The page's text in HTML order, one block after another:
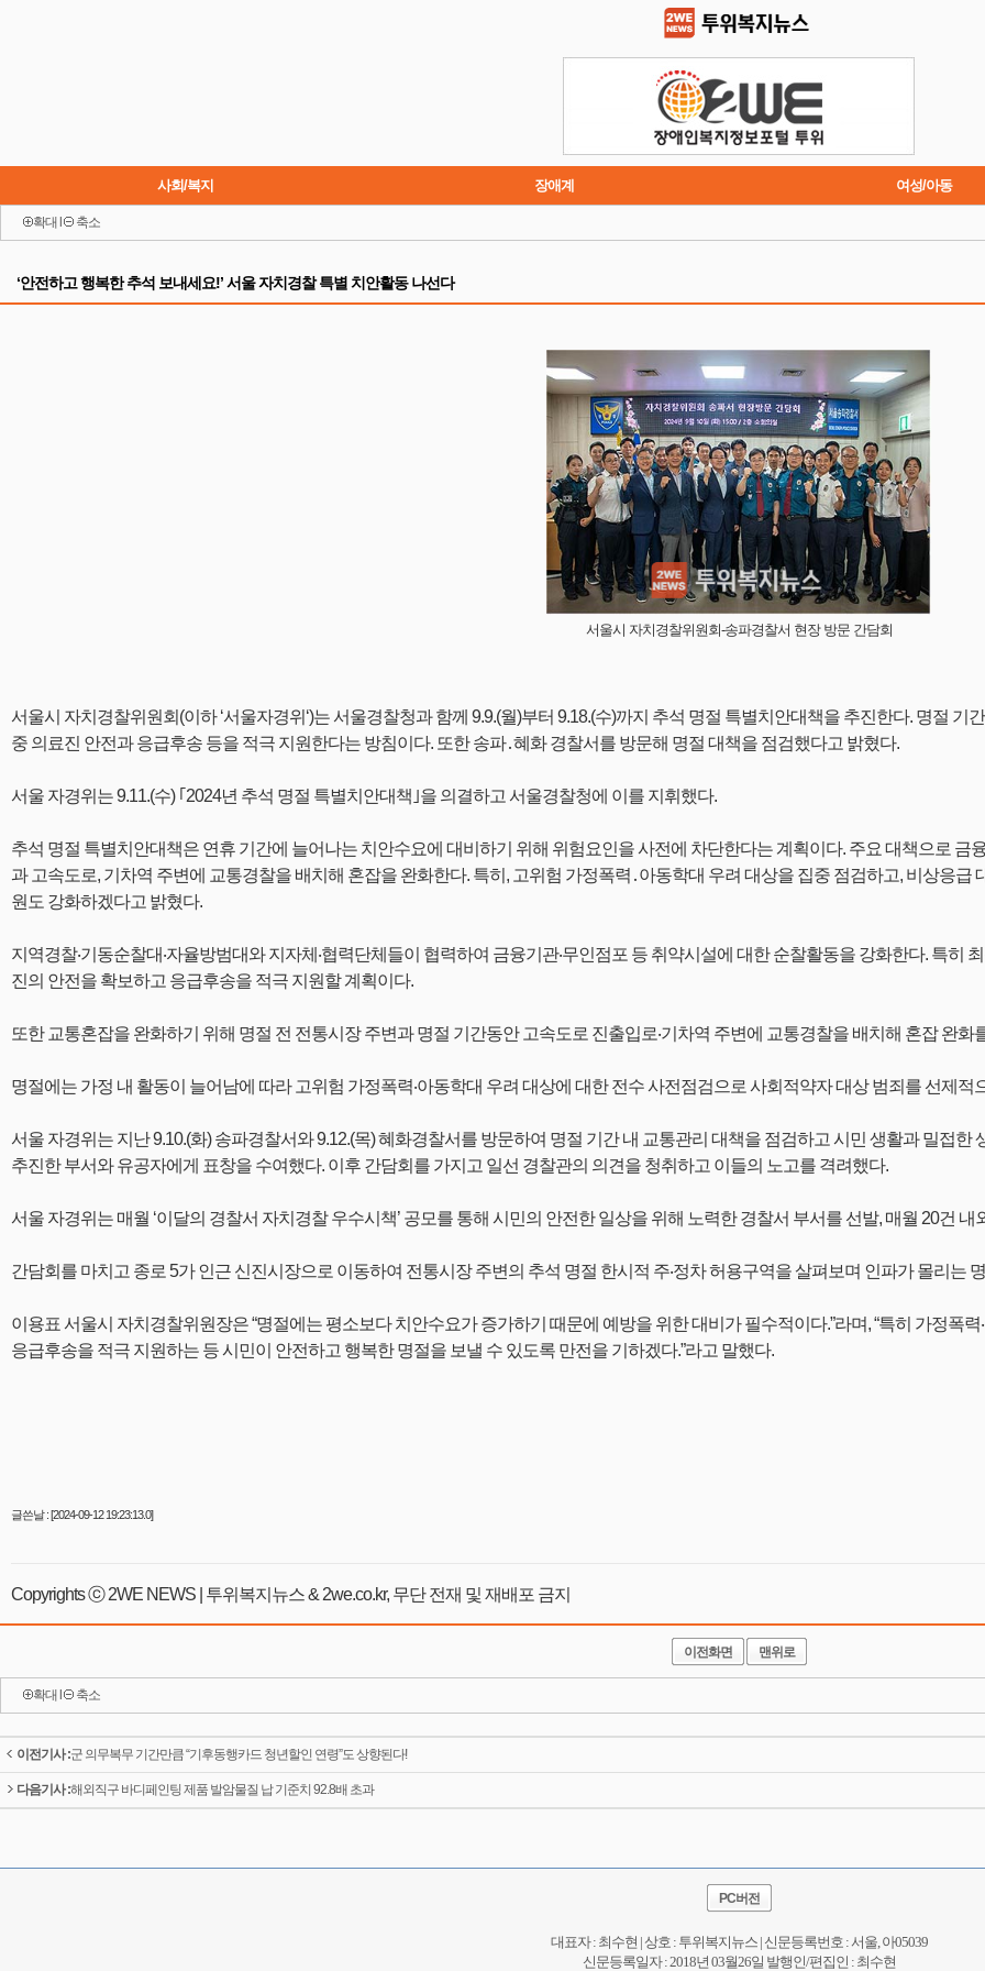
사회/복지 장애계 여성/아동
확대 축소
‘안전하고 행복한 추석 보내세요!’ 서울 자치경찰 특별 치안활동 나선다
서울시 자치경찰위원회-송파경찰서 현장 방문 간담회
서울시 자치경찰위원회(이하 ‘서울자경위‘)는 서울경찰청과 함께 9.9.(월)부터 9.18.(수)까지 추석 명절 특별치안대책을 추진한다. 명절
중 의료진 안전과 응급후송 등을 적극 지원한다는 방침이다. 또한 송파․혜화 경찰서를 방문해 명절 대책을 점검했다고 밝혔다.
서울 자경위는 9.11.(수) ｢2024년 추석 명절 특별치안대책｣을 의결하고 서울경찰청에 이를 지휘했다.
추석 명절 특별치안대책은 연휴 기간에 늘어나는 치안수요에 대비하기 위해 위험요인을 사전에 차단한다는 계획이다. 주요 대책으로 금
과 고속도로, 기차역 주변에 교통경찰을 배치해 혼잡을 완화한다. 특히, 고위험 가정폭력․아동학대 우려 대상을 집중 점검하고, 비상응급
원도 강화하겠다고 밝혔다.
지역경찰‧기동순찰대‧자율방범대와 지자체‧협력단체들이 협력하여 금융기관‧무인점포 등 취약시설에 대한 순찰활동을 강화한다. 특히
진의 안전을 확보하고 응급후송을 적극 지원할 계획이다.
또한 교통혼잡을 완화하기 위해 명절 전 전통시장 주변과 명절 기간동안 고속도로 진출입로‧기차역 주변에 교통경찰을 배치해 혼잡 완
명절에는 가정 내 활동이 늘어남에 따라 고위험 가정폭력‧아동학대 우려 대상에 대한 전수 사전점검으로 사회적약자 대상 범죄를 선제
서울 자경위는 지난 9.10.(화) 송파경찰서와 9.12.(목) 혜화경찰서를 방문하여 명절 기간 내 교통관리 대책을 점검하고 시민 생활과 밀접
추진한 부서와 유공자에게 표창을 수여했다. 이후 간담회를 가지고 일선 경찰관의 의견을 청취하고 이들의 노고를 격려했다.
서울 자경위는 매월 ‘이달의 경찰서 자치경찰 우수시책’ 공모를 통해 시민의 안전한 일상을 위해 노력한 경찰서 부서를 선발, 매월 20건 내
간담회를 마치고 종로 5가 인근 신진시장으로 이동하여 전통시장 주변의 추석 명절 한시적 주‧정차 허용구역을 살펴보며 인파가 몰리는
이용표 서울시 자치경찰위원장은 “명절에는 평소보다 치안수요가 증가하기 때문에 예방을 위한 대비가 필수적이다.”라며, “특히 가정폭
응급후송을 적극 지원하는 등 시민이 안전하고 행복한 명절을 보낼 수 있도록 만전을 기하겠다.”라고 말했다.
글쓴날 : [2024-09-12 19:23:13.0]
Copyrights ⓒ 2WE NEWS | 투위복지뉴스 & 2we.co.kr, 무단 전재 및 재배포 금지
이전화면 맨위로
확대 축소
이전기사 :군 의무복무 기간만큼 “기후동행카드 청년할인 연령”도 상향된다!
다음기사 :해외직구 바디페인팅 제품 발암물질 납 기준치 92.8배 초과
PC버전
대표자 : 최수현 | 상호 : 투위복지뉴스 | 신문등록번호 : 서울, 아05039
신문등록일자 : 2018년 03월26일 발행인/편집인 : 최수현